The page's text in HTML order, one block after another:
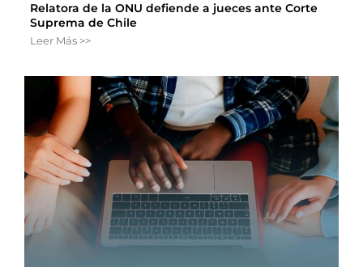
Relatora de la ONU defiende a jueces ante Corte
Suprema de Chile
Leer Más >>